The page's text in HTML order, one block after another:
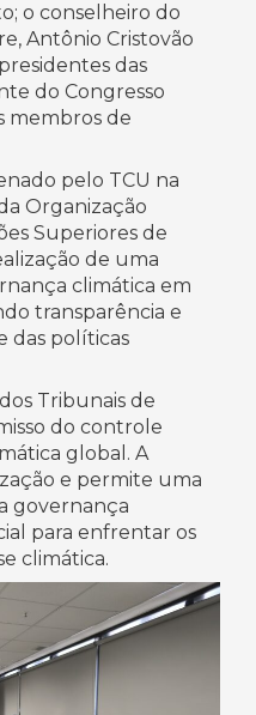
o conselheiro do
Antônio Cristovão
das
do Congresso
membros de
pelo TCU na
Organização
Superiores de
de uma
climática em
transparência e
das políticas
Tribunais de
do controle
global. A
e permite uma
governança
para enfrentar os
climática.